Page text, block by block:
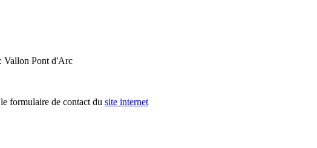
Vallon Pont d'Arc
formulaire de contact du site internet